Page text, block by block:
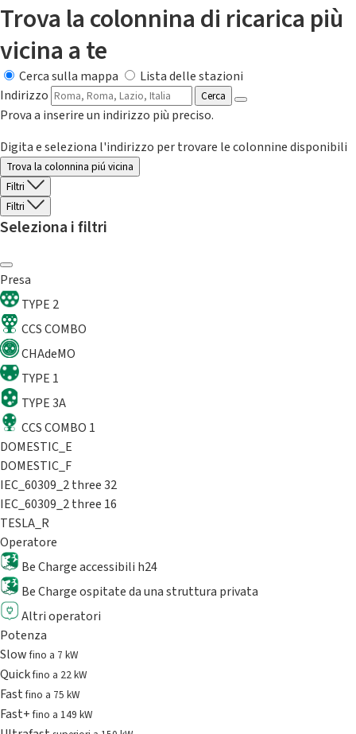
Trova la colonnina di ricarica più
vicina a te
Cerca sulla mappa
Lista delle stazioni
Indirizzo
Cerca
Prova a inserire un indirizzo più preciso.
Digita e seleziona l'indirizzo per trovare le colonnine disponibili
Trova la colonnina piú vicina
Filtri
Filtri
Seleziona i filtri
Presa
TYPE 2
CCS COMBO
CHAdeMO
TYPE 1
TYPE 3A
CCS COMBO 1
DOMESTIC_E
DOMESTIC_F
IEC_60309_2 three 32
IEC_60309_2 three 16
TESLA_R
Operatore
Be Charge accessibili h24
Be Charge ospitate da una struttura privata
Altri operatori
Potenza
Slowfino a 7 kW
Quickfino a 22 kW
Fastfino a 75 kW
Fast+fino a 149 kW